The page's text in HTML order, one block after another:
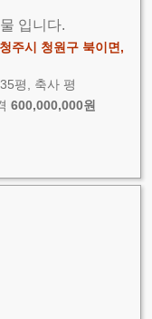
입니다.
주시 청원구 북이면,
평, 축사 평
600,000,000원